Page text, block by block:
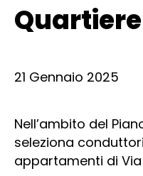
21 Gennaio 2025
Nell’ambito del
seleziona
appartamenti di